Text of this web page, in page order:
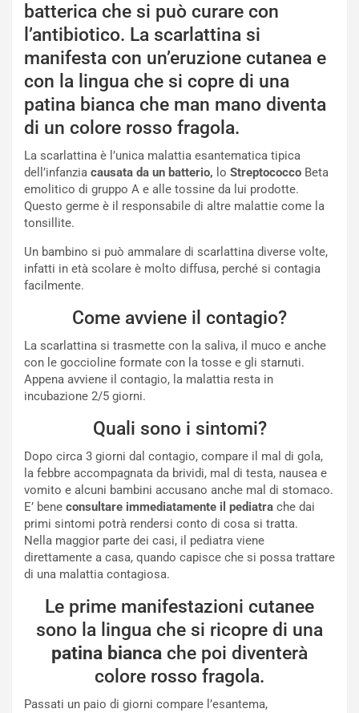
batterica che si può curare con
l’antibiotico. La scarlattina si
manifesta con un’eruzione cutanea e
con la lingua che si copre di una
patina bianca che man mano diventa
di un colore rosso fragola.
La scarlattina è l’unica malattia esantematica tipica
dell’infanzia causata da un batterio, lo Streptococco Beta
emolitico di gruppo A e alle tossine da lui prodotte.
Questo germe è il responsabile di altre malattie come la
tonsillite.
Un bambino si può ammalare di scarlattina diverse volte,
infatti in età scolare è molto diffusa, perché si contagia
facilmente.
Come avviene il contagio?
La scarlattina si trasmette con la saliva, il muco e anche
con le goccioline formate con la tosse e gli starnuti.
Appena avviene il contagio, la malattia resta in
incubazione 2/5 giorni.
Quali sono i sintomi?
Dopo circa 3 giorni dal contagio, compare il mal di gola,
la febbre accompagnata da brividi, mal di testa, nausea e
vomito e alcuni bambini accusano anche mal di stomaco.
E’ bene consultare immediatamente il pediatra che dai
primi sintomi potrà rendersi conto di cosa si tratta.
Nella maggior parte dei casi, il pediatra viene
direttamente a casa, quando capisce che si possa trattare
di una malattia contagiosa.
Le prime manifestazioni cutanee
sono la lingua che si ricopre di una
patina bianca che poi diventerà
colore rosso fragola.
Passati un paio di giorni compare l’esantema,